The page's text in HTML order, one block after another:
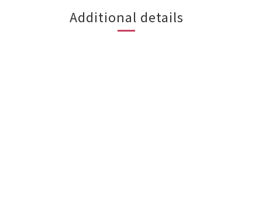
Additional details